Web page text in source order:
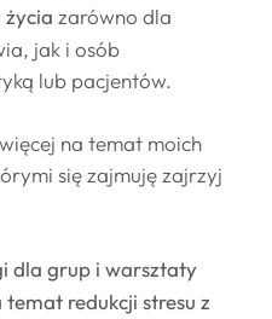
życia zarówno dla
jak i osób
lub pacjentów.
na temat moich
się zajmuję zajrzyj
dla grup i warsztaty
redukcji stresu z